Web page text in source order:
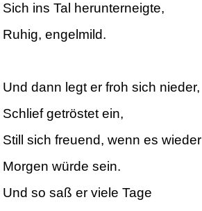
Sich ins Tal herunterneigte,
Ruhig, engelmild.
Und dann legt er froh sich nieder,
Schlief getröstet ein,
Still sich freuend, wenn es wieder
Morgen würde sein.
Und so saß er viele Tage